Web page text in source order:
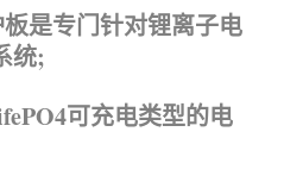
是专门针对锂离子电
统;
可充电类型的电